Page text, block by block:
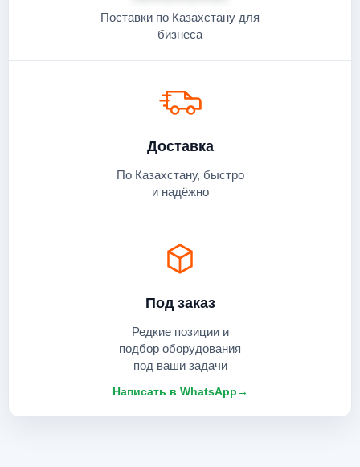
Поставки по Казахстану для
бизнеса
Под заказ
Редкие позиции и
подбор оборудования
под ваши задачи
Написать в WhatsApp→
Доставка
По Казахстану, быстро
и надёжно